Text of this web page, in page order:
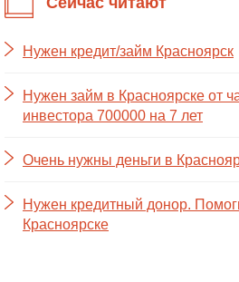
Нужен кредит/займ Красноярск
Нужен займ в Красноярске от
инвестора 700000 на 7 лет
Очень нужны деньги в
Нужен кредитный донор.
Красноярске